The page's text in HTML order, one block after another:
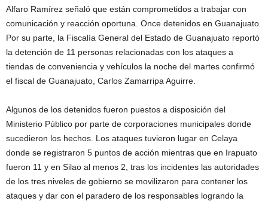
Alfaro Ramírez señaló que están comprometidos a trabajar con
comunicación y reacción oportuna. Once detenidos en Guanajuato
Por su parte, la Fiscalía General del Estado de Guanajuato reportó
la detención de 11 personas relacionadas con los ataques a
tiendas de conveniencia y vehículos la noche del martes confirmó
el fiscal de Guanajuato, Carlos Zamarripa Aguirre.
Algunos de los detenidos fueron puestos a disposición del
Ministerio Público por parte de corporaciones municipales donde
sucedieron los hechos. Los ataques tuvieron lugar en Celaya
donde se registraron 5 puntos de acción mientras que en Irapuato
fueron 11 y en Silao al menos 2, tras los incidentes las autoridades
de los tres niveles de gobierno se movilizaron para contener los
ataques y dar con el paradero de los responsables logrando la